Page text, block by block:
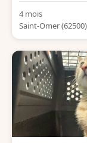
4 mois
Saint-Omer